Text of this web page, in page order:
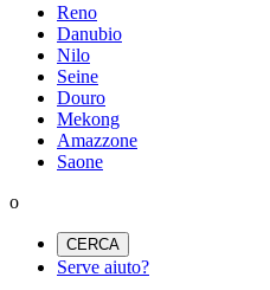
Reno
Danubio
Nilo
Seine
Douro
Mekong
Amazzone
Saone
o
CERCA
Serve aiuto?